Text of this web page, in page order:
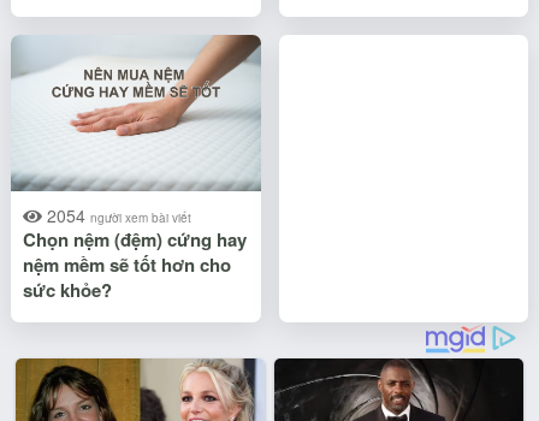
2054 người xem bài viết
Chọn nệm (đệm) cứng hay
nệm mềm sẽ tốt hơn cho
sức khỏe?